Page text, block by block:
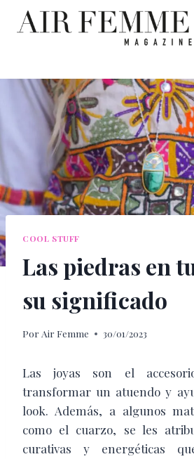
Saltar
COOL STUFF
Las piedras en
su significado
Por Air Femme 30/01/2023
Las joyas son el
transformar un atuendo y
look. Además, a algunos
como el cuarzo, se les
curativas y energéticas